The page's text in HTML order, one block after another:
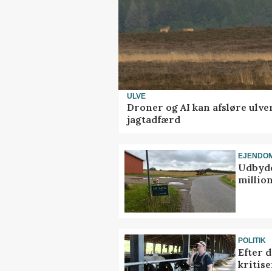
ULVE
Droner og AI kan afsløre
jagtadfærd
POLITIK
Efter